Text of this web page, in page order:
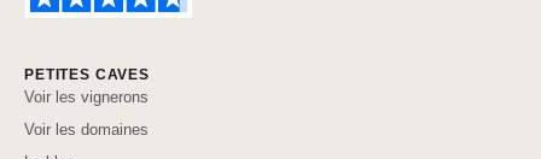
PETITES CAVES
Voir les vignerons
Voir les domaines